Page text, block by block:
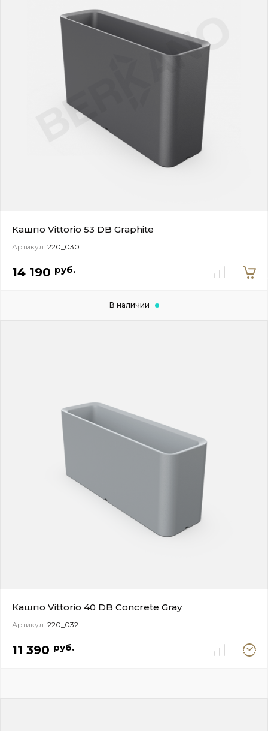
Кашпо Vittorio 53 DB Graphite
Артикул: 220_030
14 190 руб.
В наличии
Кашпо Vittorio 40 DB Concrete Gray
Артикул: 220_032
11 390 руб.
заказ